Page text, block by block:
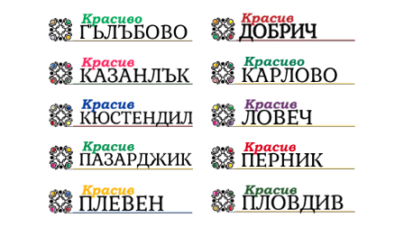
„Отваряне на града към морето“
Негодна за пиене вода във Варненско
цялостно обновяване Музеъ на мозайките
и прилежащия парк в Девня
Гражданска инициатива „Парад на гордостта“